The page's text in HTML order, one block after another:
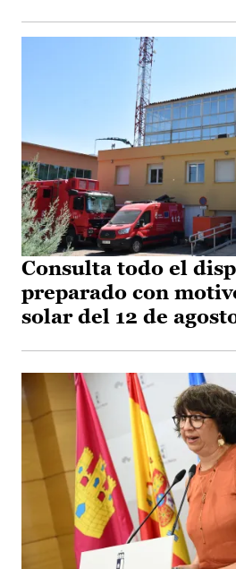
Consulta todo el
preparado con
solar del 12 de